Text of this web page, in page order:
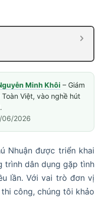
Minh Khôi – Giám
Việt, vào nghề hút
06/2026
Nhuận được triển khai
trình dân dụng gặp tình
lần. Với vai trò đơn vị
công, chúng tôi khảo